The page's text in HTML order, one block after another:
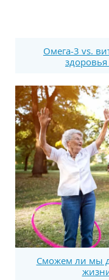
Омега-3 vs.
Сможем ли мы